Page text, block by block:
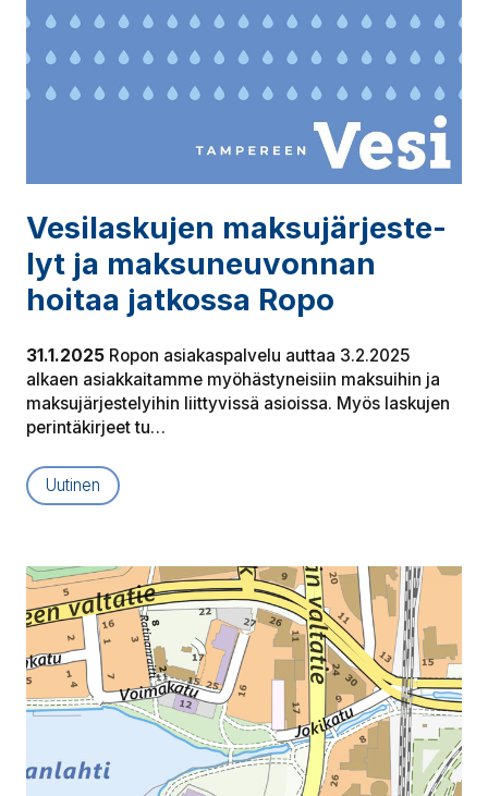
Ve­si­las­ku­jen mak­su­jär­jes­te­
lyt ja mak­su­neu­von­nan
hoitaa jatkossa Ropo
31.1.2025 Ropon asiakaspalvelu auttaa 3.2.2025
alkaen asiakkaitamme myöhästyneisiin maksuihin ja
maksujärjestelyihin liittyvissä asioissa. Myös laskujen
perintäkirjeet tu…
Uutinen